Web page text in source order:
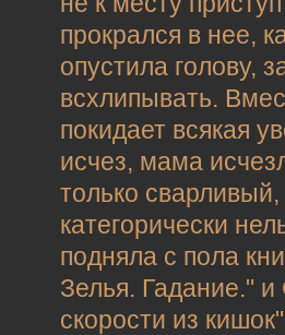
прокрался в нее,
опустила голову,
всхлипывать.
покидает всякая
исчез, мама
только
категорически
подняла с пола
Зелья. Гадание."
скорости из